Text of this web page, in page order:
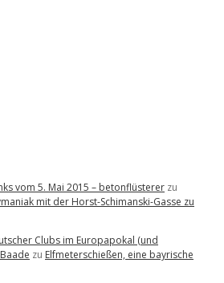
vom 5. Mai 2015 – betonflüsterer zu
mit der Horst-Schimanski-Gasse zu
Clubs im Europapokal (und
zu Elfmeterschießen, eine bayrische